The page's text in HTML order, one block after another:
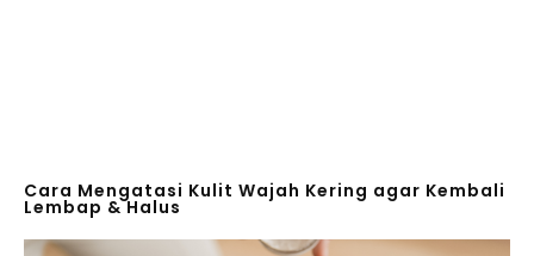
Cara Mengatasi Kulit Wajah Kering agar Kembali
Lembap & Halus